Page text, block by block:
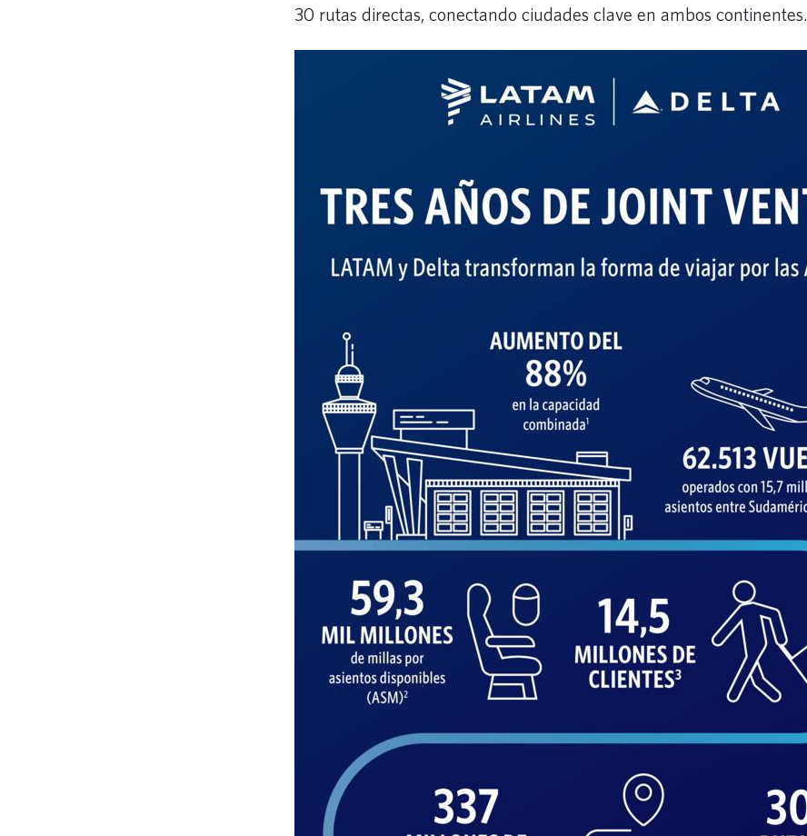
30 rutas directas, conectando ciudades clave en ambos continentes.